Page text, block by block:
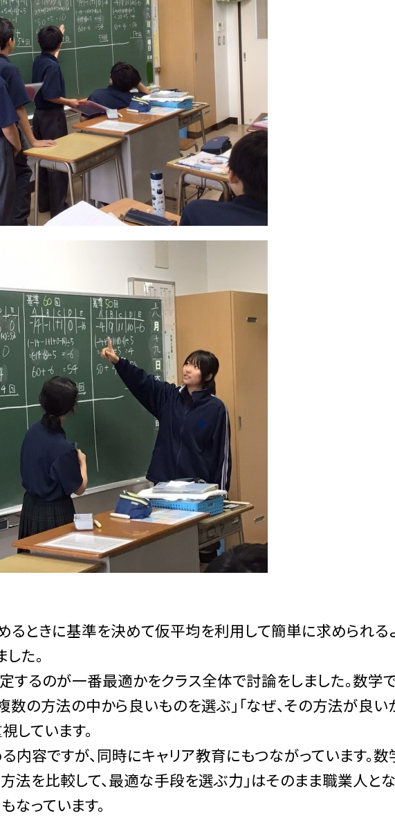
るときに基準を決めて仮平均を利用して簡単に求められる
た。
するのが一番最適かをクラス全体で討論をしました。数学
数の方法の中から 良いものを選ぶ」「なぜ、その方法が良い
しています。
内容ですが、同時にキャリア教育にもつながっています。数
法を比較して、最適な手段を選ぶ力」はそのまま職業人と
っています。